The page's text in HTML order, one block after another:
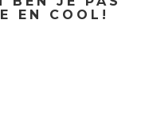
EN COOL!